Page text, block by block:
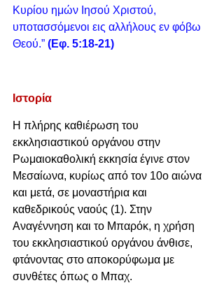
Κυρίου ημών Ιησού Χριστού,
υποτασσόμενοι εις αλλήλους εν φόβω
Θεού.” (Εφ. 5:18-21)
Ιστορία
Η πλήρης καθιέρωση του
εκκλησιαστικού οργάνου στην
Ρωμαιοκαθολική εκκησία έγινε στον
Μεσαίωνα, κυρίως από τον 10ο αιώνα
και μετά, σε μοναστήρια και
καθεδρικούς ναούς (1). Στην
Αναγέννηση και το Μπαρόκ, η χρήση
του εκκλησιαστικού οργάνου άνθισε,
φτάνοντας στο αποκορύφωμα με
συνθέτες όπως ο Μπαχ.